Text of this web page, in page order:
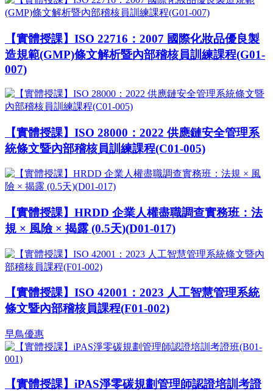
【實體授課】ISO 22716：2007 國際化妝品優良製
造規範(GMP)條文解析暨內部稽核員訓練課程(G01-
007)
【實體授課】ISO 28000：2022 供應鏈安全管理系
統條文暨內部稽核員訓練課程(C01-005)
【實體授課】HRDD 企業人權盡職調查實務班：法
規 × 風險 × 揭露 (0.5天)(D01-017)
【實體授課】ISO 42001：2023 人工智慧管理系統
條文暨內部稽核員課程(F01-002)
早鳥優惠
【實體授課】iPAS淨零碳規劃管理師認證培訓考證